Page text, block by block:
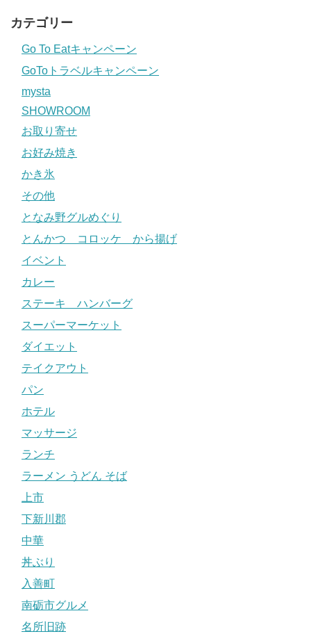
カテゴリー
Go To Eatキャンペーン
GoToトラベルキャンペーン
mysta
SHOWROOM
お取り寄せ
お好み焼き
かき氷
その他
となみ野グルめぐり
とんかつ コロッケ から揚げ
イベント
カレー
ステーキ ハンバーグ
スーパーマーケット
ダイエット
テイクアウト
パン
ホテル
マッサージ
ランチ
ラーメン うどん そば
上市
下新川郡
中華
丼ぶり
入善町
南砺市グルメ
名所旧跡